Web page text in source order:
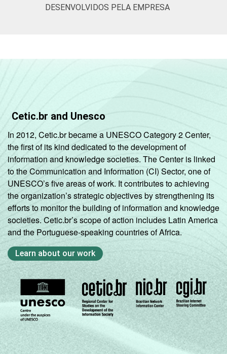
DESENVOLVIDOS PELA EMPRESA
Cetic.br and Unesco
In 2012, Cetic.br became a UNESCO Category 2 Center,
the first of its kind dedicated to the development of
information and knowledge societies. The Center is linked
to the Communication and Information (CI) Sector, one of
UNESCO’s five areas of work. It contributes to achieving
the organization’s strategic objectives by strengthening its
efforts to monitor the building of information and knowledge
societies. Cetic.br’s scope of action includes Latin America
and the Portuguese-speaking countries of Africa.
Learn about our work